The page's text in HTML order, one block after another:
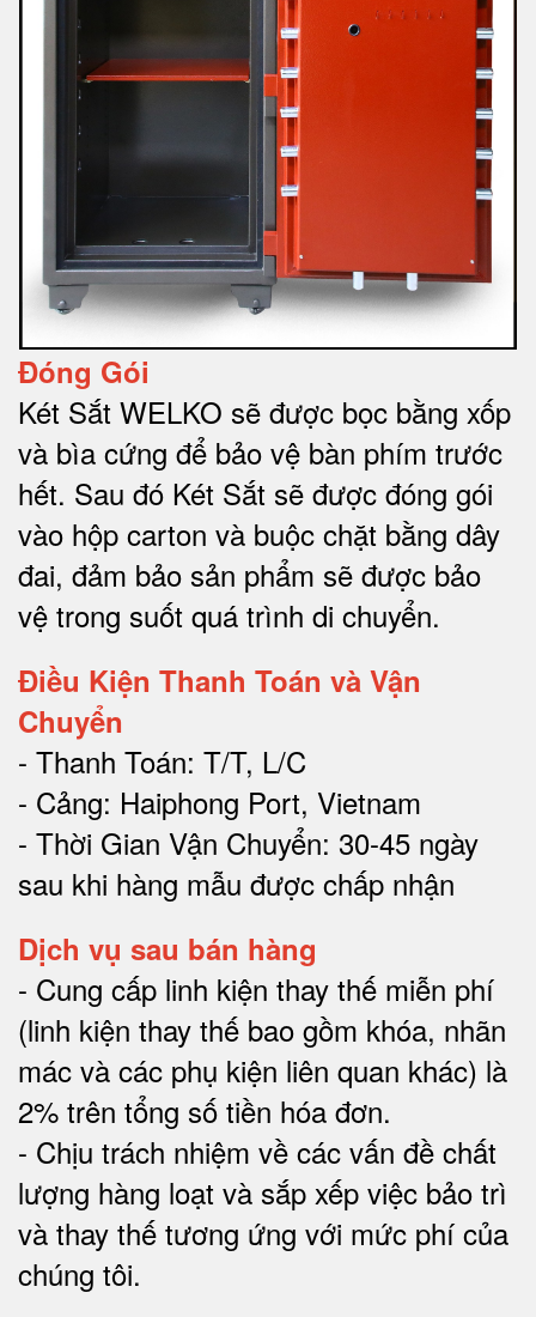
Đóng Gói
Két Sắt WELKO sẽ được bọc bằng xốp
và bìa cứng để bảo vệ bàn phím trước
hết. Sau đó Két Sắt sẽ được đóng gói
vào hộp carton và buộc chặt bằng dây
đai, đảm bảo sản phẩm sẽ được bảo
vệ trong suốt quá trình di chuyển.
Điều Kiện Thanh Toán và Vận
Chuyển
- Thanh Toán: T/T, L/C
- Cảng: Haiphong Port, Vietnam
- Thời Gian Vận Chuyển: 30-45 ngày
sau khi hàng mẫu được chấp nhận
Dịch vụ sau bán hàng
- Cung cấp linh kiện thay thế miễn phí
(linh kiện thay thế bao gồm khóa, nhãn
mác và các phụ kiện liên quan khác) là
2% trên tổng số tiền hóa đơn.
- Chịu trách nhiệm về các vấn đề chất
lượng hàng loạt và sắp xếp việc bảo trì
và thay thế tương ứng với mức phí của
chúng tôi.